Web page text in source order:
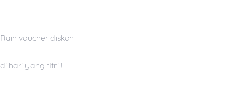
Raih voucher diskon
di hari yang fitri !